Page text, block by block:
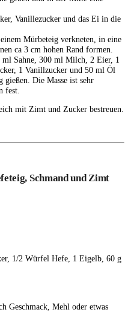
Vanillezucker und das Ei in die
Mürbeteig verkneten, in eine
ca 3 cm hohen Rand formen.
Sahne, 300 ml Milch, 2 Eier, 1
1 Vanillzucker und 50 ml Öl
gießen. Die Masse ist sehr
fest.
mit Zimt und Zucker bestreuen.
Schmand und Zimt
1/2 Würfel Hefe, 1 Eigelb, 60 g
Geschmack, Mehl oder etwas